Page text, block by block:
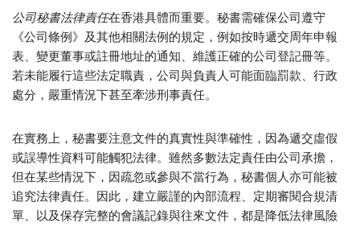
公司秘書法律責任在香港具體而重要。秘書需確保公司遵守
《公司條例》及其他相關法例的規定，例如按時遞交周年申報
表、變更董事或註冊地址的通知、維護正確的公司登記冊等。
若未能履行這些法定職責，公司與負責人可能面臨罰款、行政
處分，嚴重情況下甚至牽涉刑事責任。
在實務上，秘書要注意文件的真實性與準確性，因為遞交虛假
或誤導性資料可能觸犯法律。雖然多數法定責任由公司承擔，
但在某些情況下，因疏忽或參與不當行為，秘書個人亦可能被
追究法律責任。因此，建立嚴謹的內部流程、定期審閱合規清
單、以及保存完整的會議記錄與往來文件，都是降低法律風險